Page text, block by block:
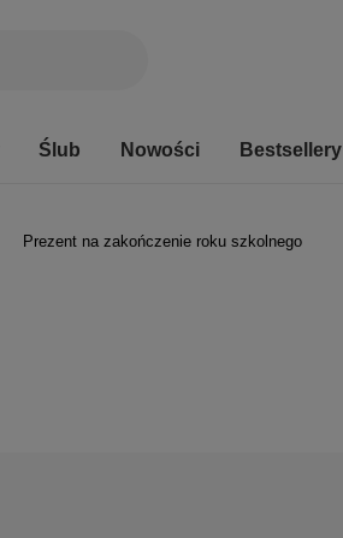
Ślub Nowości Bestsellery
Prezent na zakończenie roku szkolnego